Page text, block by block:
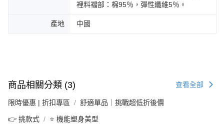
裡料襠部：棉95％，彈性纖維5％。
產地 中國
商品相關分類 (3) 查看全部
限時優惠 | 折扣專區 舒適單品｜挑戰超低折後價
👉 挑款式 ⭐ 機能塑身美型